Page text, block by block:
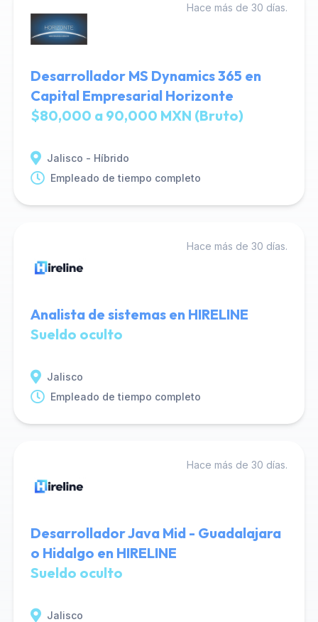
Hace más de 30 días.
Desarrollador MS Dynamics 365 en
Capital Empresarial Horizonte
$80,000 a 90,000 MXN (Bruto)
Jalisco - Híbrido
Empleado de tiempo completo
Hace más de 30 días.
Analista de sistemas en HIRELINE
Sueldo oculto
Jalisco
Empleado de tiempo completo
Hace más de 30 días.
Desarrollador Java Mid - Guadalajara
o Hidalgo en HIRELINE
Sueldo oculto
Jalisco